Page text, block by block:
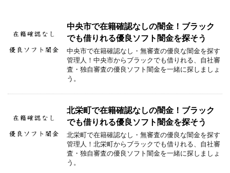
中央市で在籍確認なしの闇金！ブラック
でも借りれる優良ソフト闇金を探そう
中央市で在籍確認なし・無審査の優良な闇金を探す
管理人！中央市からブラックでも借りれる、自社審
査・独自審査の優良ソフト闇金を一緒に探しましょ
う。
北栄町で在籍確認なしの闇金！ブラック
でも借りれる優良ソフト闇金を探そう
北栄町で在籍確認なし・無審査の優良な闇金を探す
管理人！北栄町からブラックでも借りれる、自社審
査・独自審査の優良ソフト闇金を一緒に探しましょ
う。